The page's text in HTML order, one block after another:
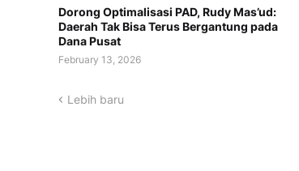
Dorong Optimalisasi PAD, Rudy Mas’ud:
Daerah Tak Bisa Terus Bergantung pada
Dana Pusat
February 13, 2026
Lebih baru